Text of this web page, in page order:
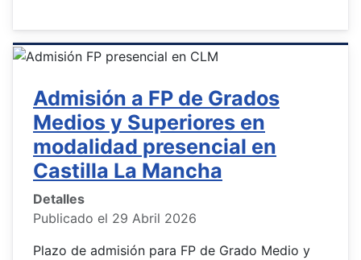
Admisión a FP de Grados
Medios y Superiores en
modalidad presencial en
Castilla La Mancha
Detalles
Publicado el 29 Abril 2026
Plazo de admisión para FP de Grado Medio y